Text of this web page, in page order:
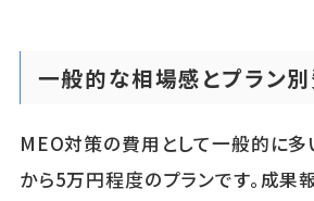
一般的な相場感とプラン
MEO対策の費用として一般的に多
から5万円程度のプランです。成果